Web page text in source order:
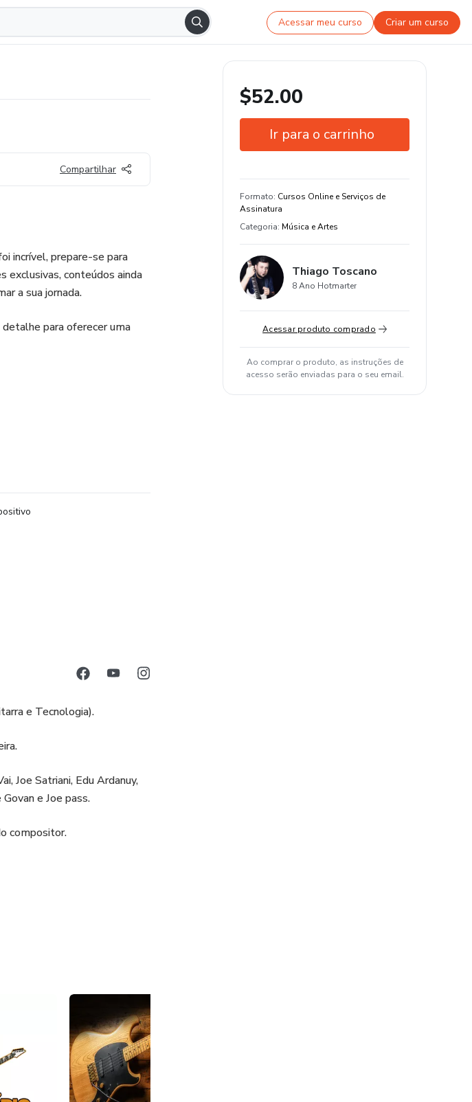
Acessar meu curso Criar um curso
Compartilhar
incrível, prepare-se para
exclusivas, conteúdos ainda
a sua jornada.
para oferecer uma
levar além!
e Tecnologia).
Joe Satriani, Edu Ardanuy,
e Joe pass.
compositor.
contribuição.
$52.00
Ir para o carrinho
Estude do seu jeito e em qualquer
dispositivo
Formato: Cursos Online e Serviços de
Assinatura
Categoria: Música e Artes
Thiago Toscano
8 Ano Hotmarter
Acessar produto comprado
Ao comprar o produto, as instruções de
acesso serão enviadas para o seu email.